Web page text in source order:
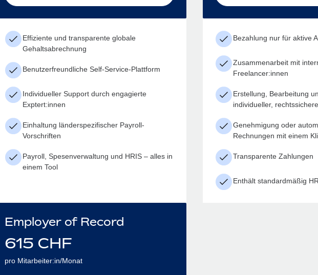
Effiziente und transparente globale
Gehaltsabrechnung
Benutzerfreundliche Self-Service-Plattform
Individueller Support durch engagierte
Exptert:innen
Einhaltung länderspezifischer Payroll-
Vorschriften
Payroll, Spesenverwaltung und HRIS – alles in
einem Tool
Bezahlung nur für aktive
Zusammenarbeit mit
Freelancer:innen
Erstellung, Bearbeitung
individueller,
Genehmigung oder
Rechnungen mit einem
Transparente Zahlungen
Enthält standardmäßig
Employer of Record
615 CHF
pro Mitarbeiter:in/Monat